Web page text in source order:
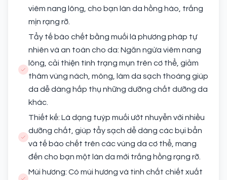
viêm nang lông, cho bạn làn da hồng hào, trắng
mịn rạng rỡ.
Tẩy tế bào chết bằng muối là phương pháp tự
nhiên và an toàn cho da: Ngăn ngừa viêm nang
lông, cải thiện tình trạng mụn trên cơ thể, giảm
thâm vùng nách, mông, làm da sạch thoáng giúp
da dễ dàng hấp thụ những dưỡng chất dưỡng da
khác.
Thiết kế: Là dạng tuýp muối ướt nhuyễn với nhiều
dưỡng chất, giúp tẩy sạch dễ dàng các bụi bẩn
và tế bào chết trên các vùng da cơ thể, mang
đến cho bạn một làn da mới trắng hồng rạng rỡ.
Mùi hương: Có mùi hương và tinh chất chiết xuất